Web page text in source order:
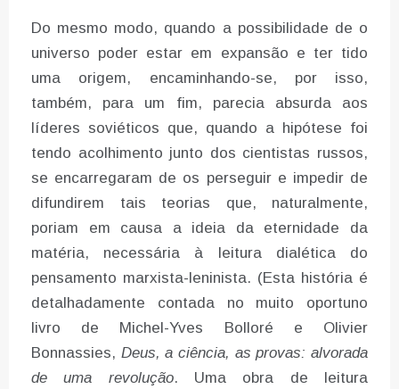
Do mesmo modo, quando a possibilidade de o
universo poder estar em expansão e ter tido
uma origem, encaminhando-se, por isso,
também, para um fim, parecia absurda aos
líderes soviéticos que, quando a hipótese foi
tendo acolhimento junto dos cientistas russos,
se encarregaram de os perseguir e impedir de
difundirem tais teorias que, naturalmente,
poriam em causa a ideia da eternidade da
matéria, necessária à leitura dialética do
pensamento marxista-leninista. (Esta história é
detalhadamente contada no muito oportuno
livro de Michel-Yves Bolloré e Olivier
Bonnassies, Deus, a ciência, as provas: alvorada
de uma revolução. Uma obra de leitura